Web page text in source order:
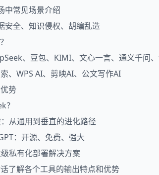
中常见场景介绍
安全、知识侵权、胡编乱造
、豆包、KIMI、文心一言、通义千问
、WPS AI、剪映AI、公文写作AI
势
？
从通用到垂直的进化路径
：开源、免费、强大
私有化部署解决方案
了解各个工具的输出特点和优势